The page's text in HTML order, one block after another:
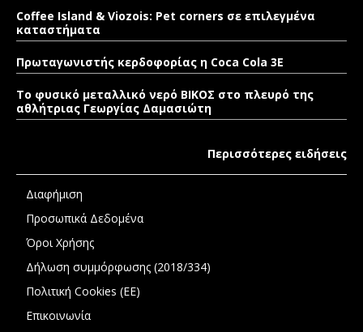
Coffee Island & Viozois: Pet corners σε επιλεγμένα
καταστήματα
Πρωταγωνιστής κερδοφορίας η Coca Cola 3E
Το φυσικό μεταλλικό νερό ΒΙΚΟΣ στο πλευρό της
αθλήτριας Γεωργίας Δαμασιώτη
Περισσότερες ειδήσεις
Διαφήμιση
Προσωπικά Δεδομένα
Όροι Χρήσης
Δήλωση συμμόρφωσης (2018/334)
Πολιτική Cookies (ΕΕ)
Επικοινωνία